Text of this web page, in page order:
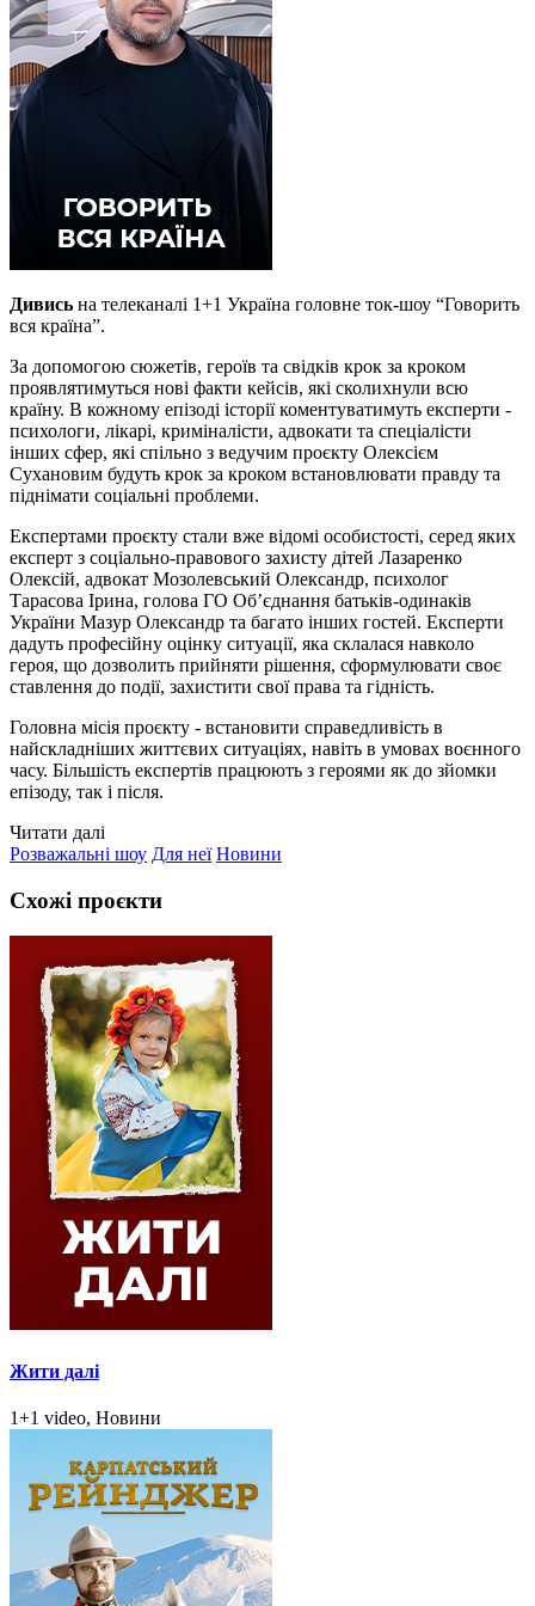
Дивись на телеканалі 1+1 Україна головне ток-шоу “Говорить
вся країна”.
За допомогою сюжетів, героїв та свідків крок за кроком
проявлятимуться нові факти кейсів, які сколихнули всю
країну. В кожному епізоді історії коментуватимуть експерти -
психологи, лікарі, криміналісти, адвокати та спеціалісти
інших сфер, які спільно з ведучим проєкту Олексієм
Сухановим будуть крок за кроком встановлювати правду та
піднімати соціальні проблеми.
Експертами проєкту стали вже відомі особистості, серед яких
експерт з соціально-правового захисту дітей Лазаренко
Олексій, адвокат Мозолевський Олександр, психолог
Тарасова Ірина, голова ГО Об’єднання батьків-одинаків
України Мазур Олександр та багато інших гостей. Експерти
дадуть професійну оцінку ситуації, яка склалася навколо
героя, що дозволить прийняти рішення, сформулювати своє
ставлення до події, захистити свої права та гідність.
Головна місія проєкту - встановити справедливість в
найскладніших життєвих ситуаціях, навіть в умовах воєнного
часу. Більшість експертів працюють з героями як до зйомки
епізоду, так і після.
Читати далі
Розважальні шоу Для неї Новини
Схожі проєкти
Жити далі
1+1 video, Новини